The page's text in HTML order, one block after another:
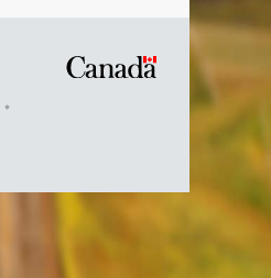
Symbole
Canada